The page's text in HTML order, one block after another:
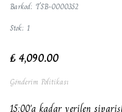
Barkod: TSB-0000352
Stok: 1
₺ 4,090.00
Gönderim Politikası
15:00'a kadar verilen